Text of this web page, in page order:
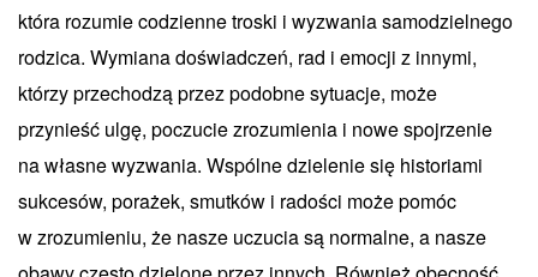
która rozumie codzienne troski i wyzwania samodzielnego
rodzica. Wymiana doświadczeń, rad i emocji z innymi,
którzy przechodzą przez podobne sytuacje, może
przynieść ulgę, poczucie zrozumienia i nowe spojrzenie
na własne wyzwania. Wspólne dzielenie się historiami
sukcesów, porażek, smutków i radości może pomóc
w zrozumieniu, że nasze uczucia są normalne, a nasze